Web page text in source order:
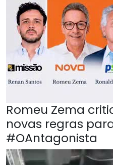
Romeu Zema
novas regras para
#OAntagonista